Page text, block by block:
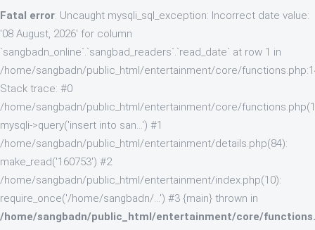
Fatal error: Uncaught mysqli_sql_exception: Incorrect date value:
'08 August, 2026' for column
`sangbadn_online`.`sangbad_readers`.`read_date` at row 1 in
/home/sangbadn/public_html/entertainment/core/
Stack trace: #0
/home/sangbadn/public_html/entertainment/core/
mysqli->query('insert into san...') #1
/home/sangbadn/public_html/entertainment/details.php(84):
make_read('160753') #2
/home/sangbadn/public_html/entertainment/index.php(10):
require_once('/home/sangbadn/...') #3 {main} thrown in
/home/sangbadn/public_html/entertainment/core/